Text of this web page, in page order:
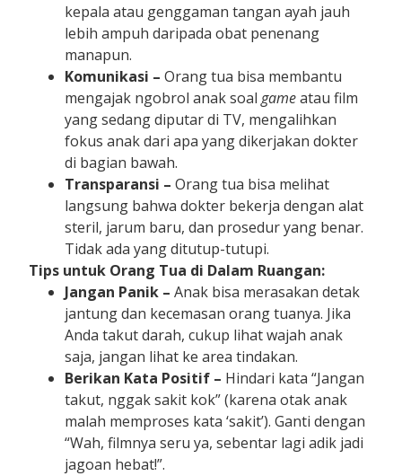
kepala atau genggaman tangan ayah jauh
lebih ampuh daripada obat penenang
manapun.
Komunikasi –Orang tua bisa membantu
mengajak ngobrol anak soalgameatau film
yang sedang diputar di TV, mengalihkan
fokus anak dari apa yang dikerjakan dokter
di bagian bawah.
Transparansi – Orang tua bisa melihat
langsung bahwa dokter bekerja dengan alat
steril, jarum baru, dan prosedur yang benar.
Tidak ada yang ditutup-tutupi.
Tips untuk Orang Tua di Dalam Ruangan:
Jangan Panik – Anak bisa merasakan detak
jantung dan kecemasan orang tuanya. Jika
Anda takut darah, cukup lihat wajah anak
saja, jangan lihat ke area tindakan.
Berikan Kata Positif – Hindari kata “Jangan
takut, nggak sakit kok” (karena otak anak
malah memproses kata ‘sakit’). Ganti dengan
“Wah, filmnya seru ya, sebentar lagi adik jadi
jagoan hebat!”.